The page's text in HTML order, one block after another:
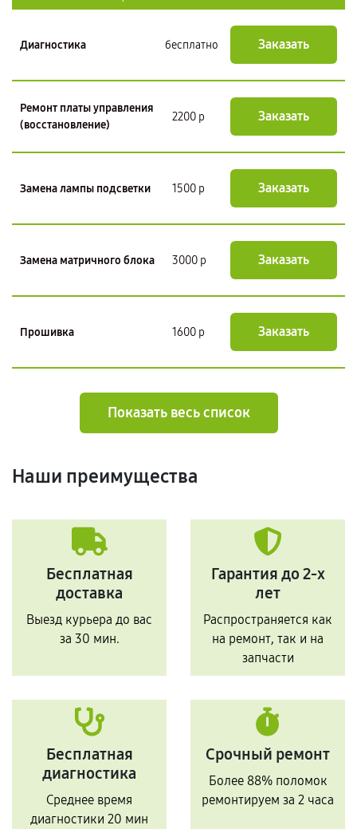
Диагностика бесплатно Заказать
Ремонт платы управления
(восстановление)
2200 р Заказать
Замена лампы подсветки 1500 р Заказать
Замена матричного блока 3000 р Заказать
Прошивка 1600 р Заказать
Показать весь список
Наши преимущества
Бесплатная
доставка
Выезд курьера до вас
за 30 мин.
Гарантия до 2-х
лет
Распространяется как
на ремонт, так и на
запчасти
Бесплатная
диагностика
Среднее время
диагностики 20 мин
Срочный ремонт
Более 88% поломок
ремонтируем за 2 часа